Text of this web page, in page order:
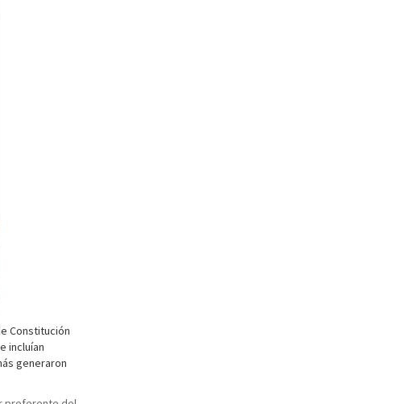
Constitución
incluían
generaron